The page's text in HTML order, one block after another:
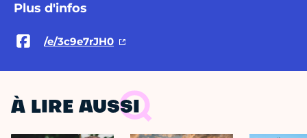
Plus d'infos
/e/3c9e7rJH0
À LIRE AUSSI